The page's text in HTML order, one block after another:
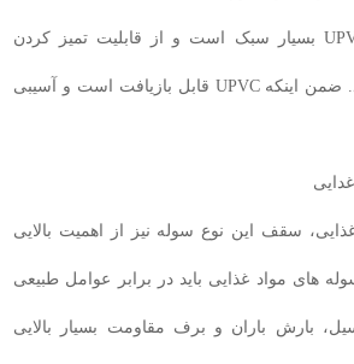
همینطور وزن متریال UPVC بسیار سبک است و از قابلیت تمیز کردن
آسان برخوردار می باشد. ضمن اینکه UPVC قابل بازیافت است و آسیبی
غذایی، سقف این نوع سوله نیز از اهمیت بالایی
های مواد غذایی باید در برابر عوامل طبیعی
بارش باران و برف مقاومت بسیار بالایی